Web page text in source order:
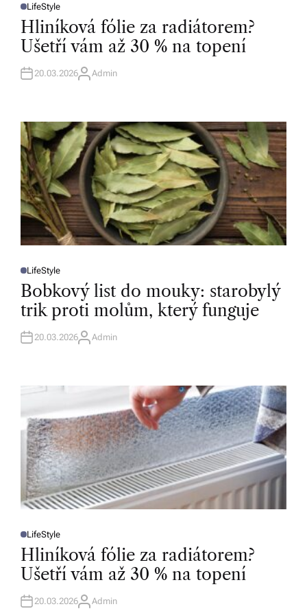
P
O
T
D
N
LifeStyle
Hliníková fólie za radiátorem?
Ušetří vám až 30 % na topení
20.03.2026A
R
Admin
P
O
T
E
D
N
LifeStyle
Bobkový list do mouky: starobylý
trik proti molům, který funguje
20.03.2026A
Admin
P
O
T
D
N
LifeStyle
Hliníková fólie za radiátorem?
Ušetří vám až 30 % na topení
20.03.2026A
Admin